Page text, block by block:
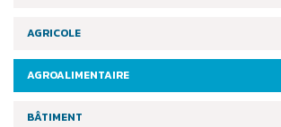
AGRICOLE
AGROALIMENTAIRE
BÂTIMENT